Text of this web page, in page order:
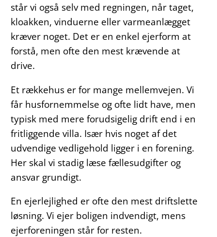
står vi også selv med regningen, når taget,
kloakken, vinduerne eller varmeanlægget
kræver noget. Det er en enkel ejerform at
forstå, men ofte den mest krævende at
drive.
Et rækkehus er for mange mellemvejen. Vi
får husfornemmelse og ofte lidt have, men
typisk med mere forudsigelig drift end i en
fritliggende villa. Især hvis noget af det
udvendige vedligehold ligger i en forening.
Her skal vi stadig læse fællesudgifter og
ansvar grundigt.
En ejerlejlighed er ofte den mest driftslette
løsning. Vi ejer boligen indvendigt, mens
ejerforeningen står for resten.